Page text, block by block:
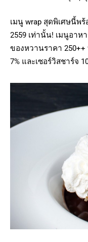
เมนู wrap สุดพิเศษนี้พ
2559 เท่านั้น! เมนูอาห
ของหวานราคา
7% และเซอร์วิสชาร์จ